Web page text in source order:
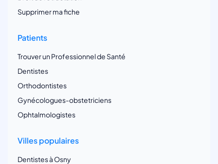
Supprimer ma fiche
Patients
Trouver un Professionnel de Santé
Dentistes
Orthodontistes
Gynécologues-obstetriciens
Ophtalmologistes
Villes populaires
Dentistes à Osny